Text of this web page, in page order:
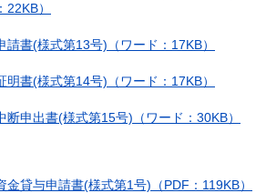
22KB）
請書(様式第13号)（ワード：17KB）
明書(様式第14号)（ワード：17KB）
断申出書(様式第15号)（ワード：30KB）
金貸与申請書(様式第1号)（PDF：119KB）